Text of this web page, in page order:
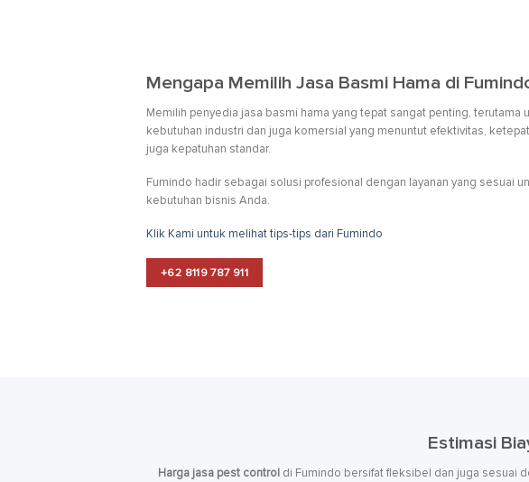
Mengapa Memilih Jasa Basmi Hama di
Memilih penyedia jasa basmi hama yang tepat sangat penting, terutama
kebutuhan industri dan juga komersial yang menuntut efektivitas,
juga kepatuhan standar.
Fumindo hadir sebagai solusi profesional dengan layanan yang sesuai
kebutuhan bisnis Anda.
Klik Kami untuk melihat tips-tips dari Fumindo
+62 8119 787 911
Estimasi
Harga jasa pest control di Fumindo bersifat fleksibel dan juga sesuai